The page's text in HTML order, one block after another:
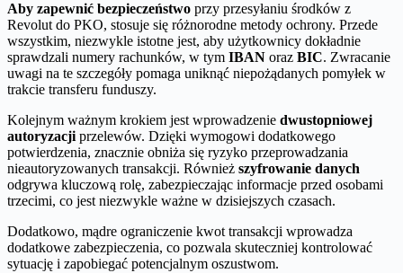
Aby zapewnić bezpieczeństwo przy przesyłaniu środków z
Revolut do PKO, stosuje się różnorodne metody ochrony. Przede
wszystkim, niezwykle istotne jest, aby użytkownicy dokładnie
sprawdzali numery rachunków, w tym IBAN oraz BIC. Zwracanie
uwagi na te szczegóły pomaga uniknąć niepożądanych pomyłek w
trakcie transferu funduszy.
Kolejnym ważnym krokiem jest wprowadzenie dwustopniowej
autoryzacjiprzelewów. Dzięki wymogowi dodatkowego
potwierdzenia, znacznie obniża się ryzyko przeprowadzania
nieautoryzowanych transakcji. Również szyfrowanie danych
odgrywa kluczową rolę, zabezpieczając informacje przed osobami
trzecimi, co jest niezwykle ważne w dzisiejszych czasach.
Dodatkowo, mądre ograniczenie kwot transakcji wprowadza
dodatkowe zabezpieczenia, co pozwala skuteczniej kontrolować
sytuację i zapobiegać potencjalnym oszustwom.